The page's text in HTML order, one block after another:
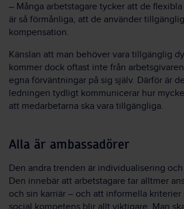
­– Många arbetstagare tycker att de
är så förmånliga, att de använder
kompensation.
Känslan att man behöver vara tillgänglig
kommer dock oftast inte från
egna förväntningar på sig själv. Därför är
ledningen tydligt kommunicerar hur
att medarbetarna ska vara tillgängliga.
Alla är ambassadörer
Den andra trenden är individualisering
Den innebär att arbetstagare tar alltmer
och sin karriär – och att informella kriterier
social kompetens blir allt viktigare. Man